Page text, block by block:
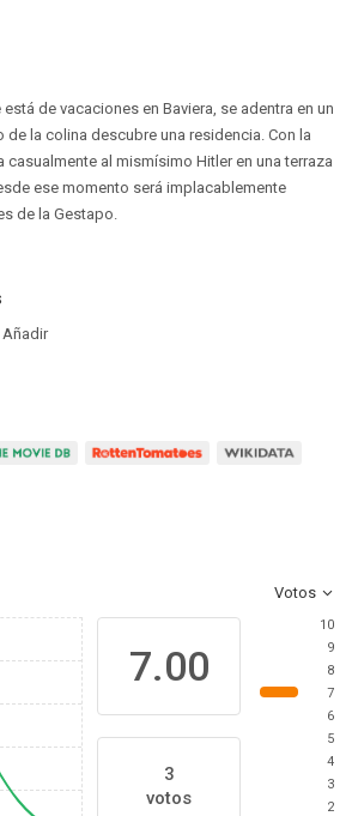
de vacaciones en Baviera, se adentra en un
de la colina descubre una residencia. Con la
al mismísimo Hitler en una terraza
ese momento será implacablemente
de la Gestapo.
Añadir
Votos
7.00
3
votos
10
9
8
7
6
5
4
3
2